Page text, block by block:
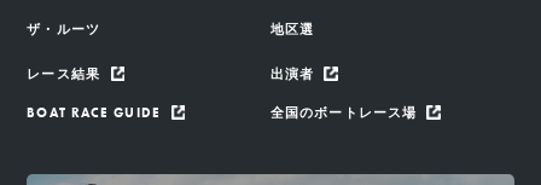
ザ・ルーツ 地区選
レース結果 出演者
BOAT RACE GUIDE 全国のボートレース場